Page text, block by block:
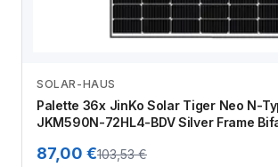
SOLAR-HAUS
Palette 36x JinKo Solar Tiger Neo N-
JKM590N-72HL4-BDV Silver Frame
87,00 €103,53 €